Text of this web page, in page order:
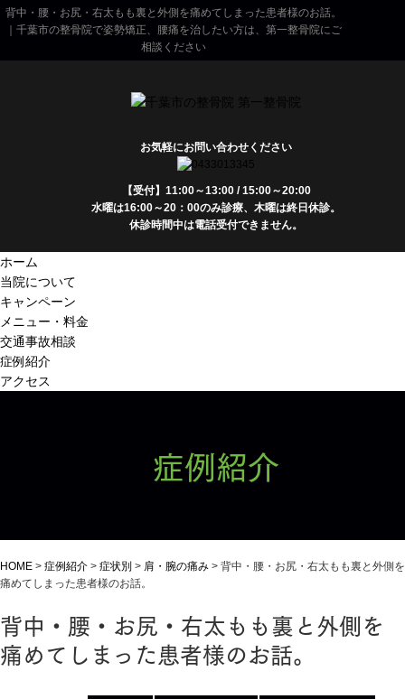
背中・腰・お尻・右太もも裏と外側を痛めてしまった患者様のお話。
｜千葉市の整骨院で姿勢矯正、腰痛を治したい方は、第一整骨院にご
相談ください
お気軽にお問い合わせください
【受付】11:00～13:00 / 15:00～20:00
水曜は16:00～20：00のみ診療、木曜は終日休診。
休診時間中は電話受付できません。
ホーム
当院について
キャンペーン
メニュー・料金
交通事故相談
症例紹介
アクセス
症例紹介
HOME > 症例紹介 > 症状別 > 肩・腕の痛み > 背中・腰・お尻・右太もも裏と外側を
痛めてしまった患者様のお話。
背中・腰・お尻・右太もも裏と外側を
痛めてしまった患者様のお話。